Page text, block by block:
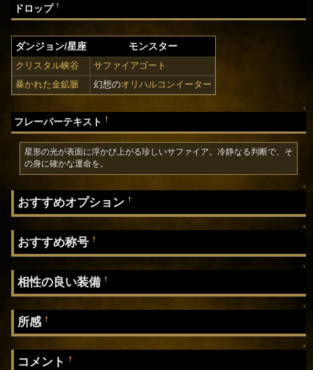
ドロップ†
ダンジョン/星座 モンスター
クリスタル峡谷
サファイアゴート
暴かれた金鉱脈
幻想のオリハルコンイーター
↑
フレーバーテキスト†
星形の光が表面に浮かび上がる珍しいサファイア。冷静なる判断で、そ
の身に確かな運命を。
↑
おすすめオプション†
↑
おすすめ称号†
↑
相性の良い装備†
↑
所感†
↑
コメント†